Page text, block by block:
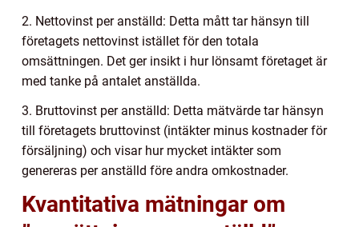
2. Nettovinst per anställd: Detta mått tar hänsyn till
företagets nettovinst istället för den totala
omsättningen. Det ger insikt i hur lönsamt företaget är
med tanke på antalet anställda.
3. Bruttovinst per anställd: Detta mätvärde tar hänsyn
till företagets bruttovinst (intäkter minus kostnader för
försäljning) och visar hur mycket intäkter som
genereras per anställd före andra omkostnader.
Kvantitativa mätningar om